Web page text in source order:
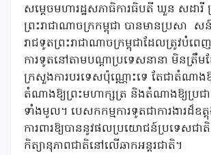
សម្តេចមហារដ្ឋសភាធិការធិបតី ឃួន សដារី
ព្រះរាជាណាចក្រកម្ពុជា បានមានប្រសា សន៍
រាជទូតព្រះរាជាណាចក្រម្ពុជាដែលត្រូវបំព
ការទូតនៅតាមបណ្តាប្រទេសនានា មិនត្រឹ
ក្រសួងការបរទេសប៉ុណ្ណោះទេ តែជាតំណាង
តំណាងឱ្យព្រះមហាក្សត្រ និងតំណាងឱ្យប្រជា
ទាំងមូល។ បេសកកម្មការទូតជាការងារដ៏ឧត្
ការពារឱ្យបាននូវផលប្រយោជន៍ប្រទេសជា
កិត្យានុភាពជាតិនៅលើឆាកអន្តរជាតិ។